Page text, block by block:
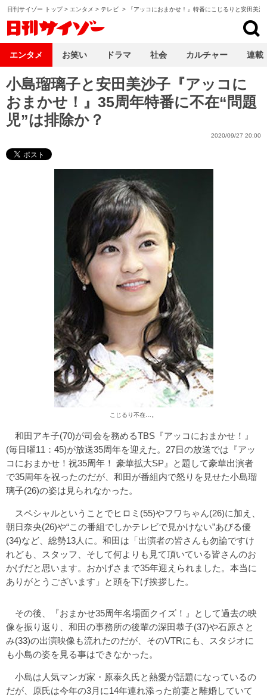
日刊サイゾー トップ> エンタメ > テレビ > 『アッコにおまかせ！』特番にこじるりと安田美沙
小島瑠璃子と安田美沙子『アッコに
おまかせ！』35周年特番に不在“問題
児”は排除か？
2020/09/27 20:00
こじるり不在…。
和田アキ子(70)が司会を務めるTBS『アッコにおまかせ！』
(毎日曜11：45)が放送35周年を迎えた。27日の放送では『アッ
コにおまかせ！祝35周年！ 豪華拡大SP』と題して豪華出演者
で35周年を祝ったのだが、和田が番組内で怒りを見せた小島瑠
璃子(26)の姿は見られなかった。
スペシャルということでヒロミ(55)やフワちゃん(26)に加え、
朝日奈央(26)や“この番組でしかテレビで見かけない”あびる優
(34)など、総勢13人に。和田は「出演者の皆さんも勿論ですけ
れども、スタッフ、そして何よりも見て頂いている皆さんのお
かげだと思います。おかげさまで35年迎えられました。本当に
ありがとうございます」と頭を下げ挨拶した。
その後、『おまかせ35周年名場面クイズ！』として過去の映
像を振り返り、和田の事務所の後輩の深田恭子(37)や石原さと
み(33)の出演映像も流れたのだが、そのVTRにも、スタジオに
も小島の姿を見る事はできなかった。
小島は人気マンガ家・原泰久氏と熱愛が話題になっているの
だが、原氏は今年の3月に14年連れ添った前妻と離婚していて
エンタメ お笑い ドラマ 社会 カルチャー 連載